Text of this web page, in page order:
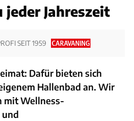
jeder Jahreszeit
SEIT 1959
Dafür bieten sich
Hallenbad an. Wir
mit Wellness-